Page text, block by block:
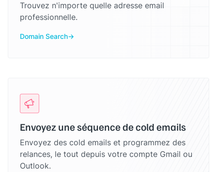
Trouvez n'importe quelle adresse email
professionnelle.
Domain Search
Envoyez une séquence de cold emails
Envoyez des cold emails et programmez des
relances, le tout depuis votre compte Gmail ou
Outlook.